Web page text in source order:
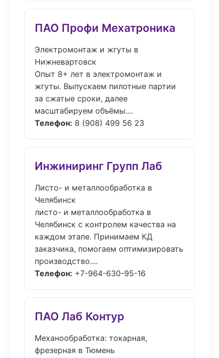
ПАО Профи Мехатроника
Электромонтаж и жгуты в
Нижневартовск
Опыт 8+ лет в электромонтаж и
жгуты. Выпускаем пилотные партии
за сжатые сроки, далее
масштабируем объёмы....
Телефон: 8 (908) 499 56 23
Инжиниринг Групп Лаб
Листо- и металлообработка в
Челябинск
листо- и металлообработка в
Челябинск с контролем качества на
каждом этапе. Принимаем КД
заказчика, помогаем оптимизировать
производство....
Телефон: +7-964-630-95-16
ПАО Лаб Контур
Механообработка: токарная,
фрезерная в Тюмень